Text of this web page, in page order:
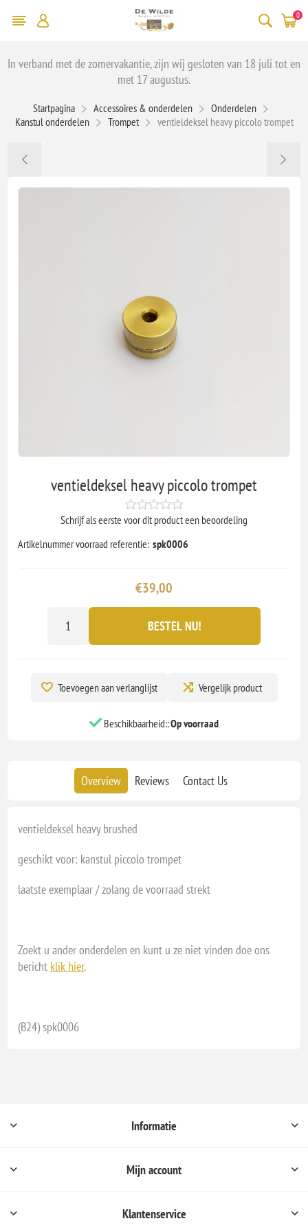
0
In verband met de zomervakantie, zijn wij gesloten van 18 juli tot en
met 17 augustus.
Startpagina Accessoires & onderdelen
Onderdelen
Kanstul onderdelen
Trompet ventieldeksel heavy piccolo trompet
ventieldeksel heavy piccolo trompet
Schrijf als eerste voor dit product een beoordeling
Artikelnummer voorraad referentie: spk0006
€39,00
BESTEL NU!
Toevoegen aan verlanglijst Vergelijk product
Beschikbaarheid::Op voorraad
Overview Reviews Contact Us
ventieldeksel heavy brushed
geschikt voor: kanstul piccolo trompet
laatste exemplaar / zolang de voorraad strekt
Zoekt u ander onderdelen en kunt u ze niet vinden doe ons
bericht klik hier.
(B24) spk0006
Informatie
Mijn account
Klantenservice